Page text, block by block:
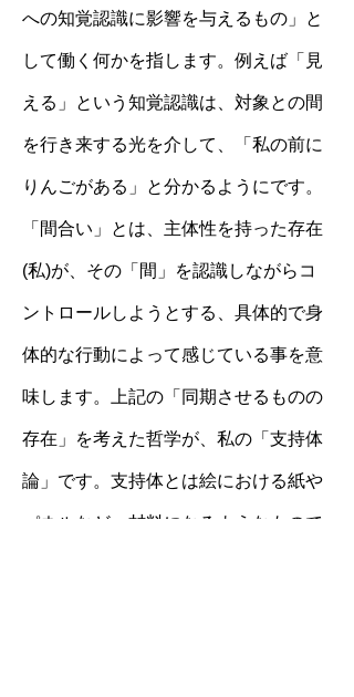
への知覚認識に影響を与えるもの」と
して働く何かを指します。例えば「見
える」という知覚認識は、対象との間
を行き来する光を介して、「私の前に
りんごがある」と分かるようにです。
「間合い」とは、主体性を持った存在
(私)が、その「間」を認識しながらコ
ントロールしようとする、具体的で身
体的な行動によって感じている事を意
味します。上記の「同期させるものの
存在」を考えた哲学が、私の「支持体
論」です。支持体とは絵における紙や
パネルなど、材料になるようなもので